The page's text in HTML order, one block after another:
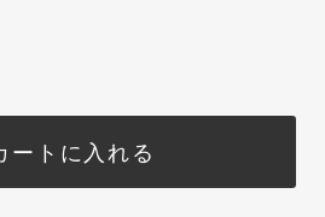
ートに入れる